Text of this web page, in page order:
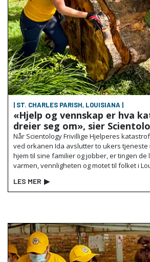
| ST. CHARLES PARISH, LOUISIANA |
«Hjelp og vennskap er hva
dreier seg om», sier
Når Scientology Frivillige Hjelperes
ved orkanen Ida avslutter to ukers tjeneste
hjem til sine familier og jobber, er tingen de
varmen, vennligheten og motet til folket i
LES MER ▶